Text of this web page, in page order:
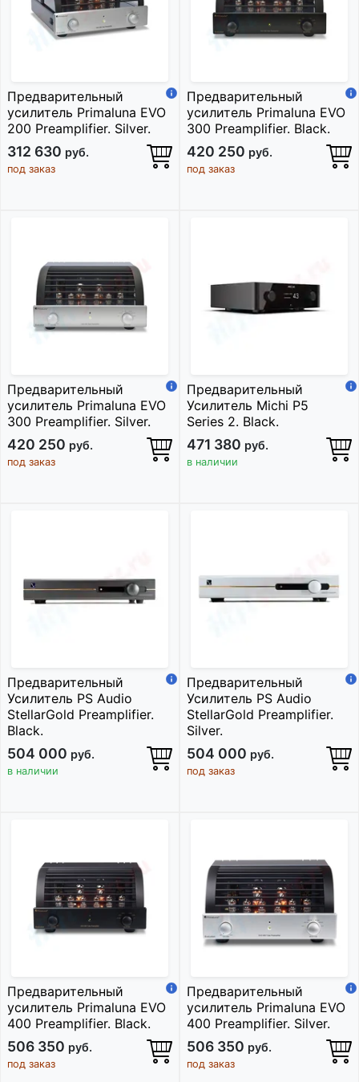
Предварительный
усилитель Primaluna EVO
200 Preamplifier. Silver.
312 630 руб.
под заказ
Предварительный
усилитель Primaluna EVO
300 Preamplifier. Black.
420 250 руб.
под заказ
Предварительный
усилитель Primaluna EVO
300 Preamplifier. Silver.
420 250 руб.
под заказ
Предварительный
Усилитель Michi P5
Series 2. Black.
471 380 руб.
в наличии
Предварительный
Усилитель PS Audio
StellarGold Preamplifier.
Black.
504 000 руб.
в наличии
Предварительный
Усилитель PS Audio
StellarGold Preamplifier.
Silver.
504 000 руб.
под заказ
Предварительный
усилитель Primaluna EVO
400 Preamplifier. Black.
506 350 руб.
под заказ
Предварительный
усилитель Primaluna EVO
400 Preamplifier. Silver.
506 350 руб.
под заказ